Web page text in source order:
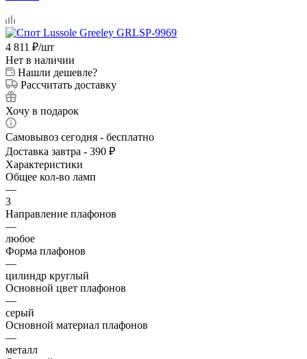
4 811 ₽/шт
Нет в наличии
Нашли дешевле?
Рассчитать доставку
Хочу в подарок
Самовывоз сегодня - бесплатно
Доставка завтра - 390 ₽
Характеристики
Общее кол-во ламп
—
3
Направление плафонов
—
любое
Форма плафонов
—
цилиндр круглый
Основной цвет плафонов
—
серый
Основной материал плафонов
—
металл